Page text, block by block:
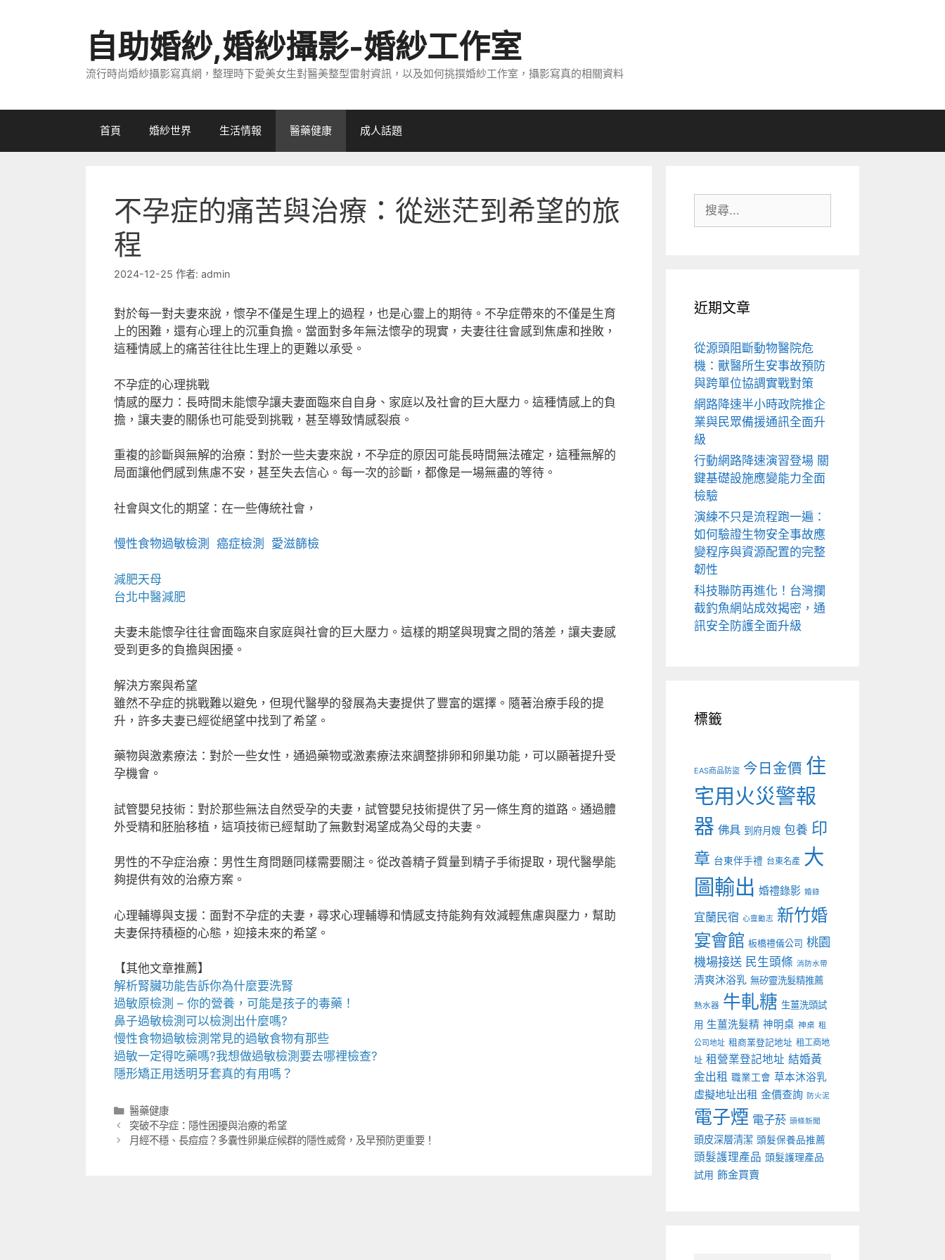
自助婚紗,婚紗攝影-婚紗工作室
流行時尚婚紗攝影寫真網，整理時下愛美女生對醫美整型雷射資訊，以及如何挑撰婚紗工作室，攝影寫真的相關資料
首頁 婚紗世界 生活情報 醫藥健康 成人話題
不孕症的痛苦與治療：從迷茫到希望的旅
程
2024-12-25 作者: admin
對於每一對夫妻來說，懷孕不僅是生理上的過程，也是心靈上的期待。不孕症帶來的不僅是生育
上的困難，還有心理上的沉重負擔。當面對多年無法懷孕的現實，夫妻往往會感到焦慮和挫敗，
這種情感上的痛苦往往比生理上的更難以承受。
不孕症的心理挑戰
情感的壓力：長時間未能懷孕讓夫妻面臨來自自身、家庭以及社會的巨大壓力。這種情感上的負
擔，讓夫妻的關係也可能受到挑戰，甚至導致情感裂痕。
重複的診斷與無解的治療：對於一些夫妻來說，不孕症的原因可能長時間無法確定，這種無解的
局面讓他們感到焦慮不安，甚至失去信心。每一次的診斷，都像是一場無盡的等待。
社會與文化的期望：在一些傳統社會，
慢性食物過敏檢測 癌症檢測 愛滋篩檢
減肥天母
台北中醫減肥
夫妻未能懷孕往往會面臨來自家庭與社會的巨大壓力。這樣的期望與現實之間的落差，讓夫妻感
受到更多的負擔與困擾。
解決方案與希望
雖然不孕症的挑戰難以避免，但現代醫學的發展為夫妻提供了豐富的選擇。隨著治療手段的提
升，許多夫妻已經從絕望中找到了希望。
藥物與激素療法：對於一些女性，通過藥物或激素療法來調整排卵和卵巢功能，可以顯著提升受
孕機會。
試管嬰兒技術：對於那些無法自然受孕的夫妻，試管嬰兒技術提供了另一條生育的道路。通過體
外受精和胚胎移植，這項技術已經幫助了無數對渴望成為父母的夫妻。
男性的不孕症治療：男性生育問題同樣需要關注。從改善精子質量到精子手術提取，現代醫學能
夠提供有效的治療方案。
心理輔導與支援：面對不孕症的夫妻，尋求心理輔導和情感支持能夠有效減輕焦慮與壓力，幫助
夫妻保持積極的心態，迎接未來的希望。
【其他文章推薦】
解析腎臟功能告訴你為什麼要洗腎
過敏原檢測 – 你的營養，可能是孩子的毒藥！
鼻子過敏檢測 可以檢測出什麼嗎?
慢性食物過敏檢測 常見的過敏食物有那些
過敏一定得吃藥嗎?我想做過敏檢測 要去哪裡檢查?
隱形矯正用透明牙套真的有用嗎？
分
類
醫藥健康
突破不孕症：隱性困擾與治療的希望
月經不穩、長痘痘？多囊性卵巢症候群的隱性威脅，及早預防更重要！
尋:
近期文章
從源頭阻斷動物醫院危
機：獸醫所生安事故預防
與跨單位協調實戰對策
網路降速半小時政院推企
業與民眾備援通訊全面升
級
行動網路降速演習登場 關
鍵基礎設施應變能力全面
檢驗
演練不只是流程跑一遍：
如何驗證生物安全事故應
變程序與資源配置的完整
韌性
科技聯防再進化！台灣攔
截釣魚網站成效揭密，通
訊安全防護全面升級
標籤
EAS商品防盜 今日金價 住
宅用火災警報
器 佛具 到府月嫂 包養 印
章 台東伴手禮 台東名產 大
圖輸出 婚禮錄影 婚錄
宜蘭民宿 心靈勵志 新竹婚
宴會館 板橋禮儀公司 桃園
機場接送 民生頭條 消防水帶
清爽沐浴乳 無矽靈洗髮精推薦
熱水器 牛軋糖 生薑洗頭試
用 生薑洗髮精 神明桌 神桌 租
公司地址 租商業登記地址 租工商地
址 租營業登記地址 結婚黃
金出租 職業工會 草本沐浴乳
虛擬地址出租 金價查詢 防火泥
電子煙 電子菸 頭條新聞
頭皮深層清潔 頭髮保養品推薦
頭髮護理產品 頭髮護理產品
試用 飾金買賣